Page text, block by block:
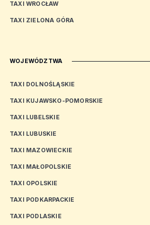
TAXI WROCŁAW
TAXI ZIELONA GÓRA
WOJEWÓDZTWA
TAXI DOLNOŚLĄSKIE
TAXI KUJAWSKO-POMORSKIE
TAXI LUBELSKIE
TAXI LUBUSKIE
TAXI MAZOWIECKIE
TAXI MAŁOPOLSKIE
TAXI OPOLSKIE
TAXI PODKARPACKIE
TAXI PODLASKIE